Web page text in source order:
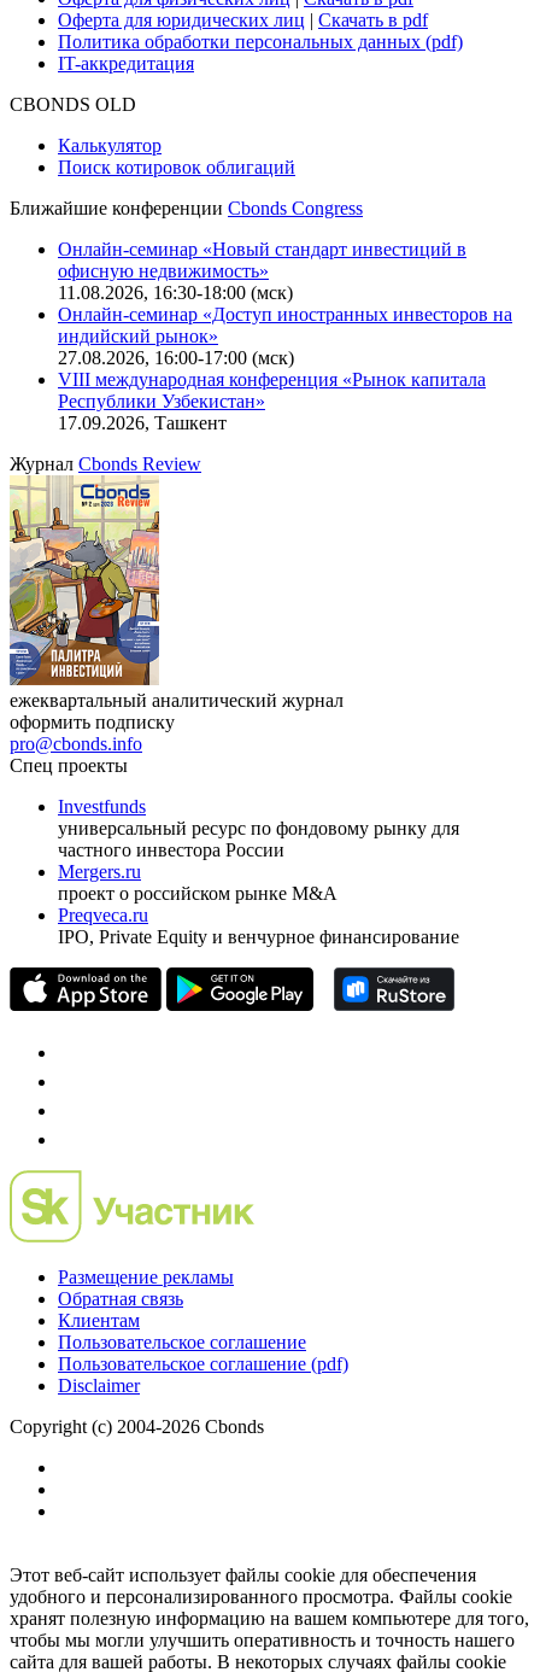
Оферта для юридических лиц | Скачать в pdf
Политика обработки персональных данных (pdf)
IT-аккредитация
CBONDS OLD
Калькулятор
Поиск котировок облигаций
Ближайшие конференции Cbonds Congress
Онлайн-семинар «Новый стандарт инвестиций в
офисную недвижимость»
11.08.2026, 16:30-18:00 (мск)
Онлайн-семинар «Доступ иностранных инвесторов на
индийский рынок»
27.08.2026, 16:00-17:00 (мск)
VIII международная конференция «Рынок капитала
Республики Узбекистан»
17.09.2026, Ташкент
Журнал Cbonds Review
ежеквартальный аналитический журнал
оформить подписку
pro@cbonds.info
Спец проекты
Investfunds
универсальный ресурс по фондовому рынку для
частного инвестора России
Mergers.ru
проект о российском рынке M&A
Preqveca.ru
IPO, Private Equity и венчурное финансирование
Размещение рекламы
Обратная связь
Клиентам
Пользовательское соглашение
Пользовательское соглашение (pdf)
Disclaimer
Copyright (c) 2004-2026 Cbonds
Этот веб-сайт использует файлы cookie для обеспечения
удобного и персонализированного просмотра. Файлы cookie
хранят полезную информацию на вашем компьютере для того,
чтобы мы могли улучшить оперативность и точность нашего
сайта для вашей работы. В некоторых случаях файлы cookie